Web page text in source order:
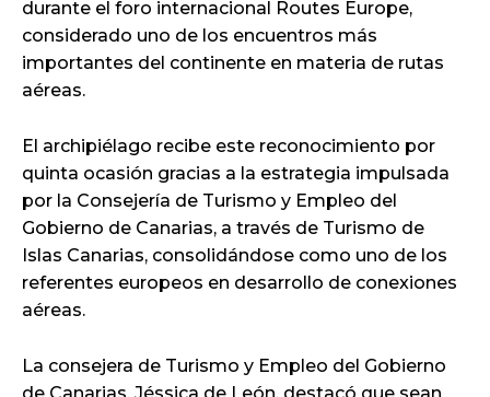
durante el foro internacional Routes Europe,
considerado uno de los encuentros más
importantes del continente en materia de rutas
aéreas.
El archipiélago recibe este reconocimiento por
quinta ocasión gracias a la estrategia impulsada
por la Consejería de Turismo y Empleo del
Gobierno de Canarias, a través de Turismo de
Islas Canarias, consolidándose como uno de los
referentes europeos en desarrollo de conexiones
aéreas.
La consejera de Turismo y Empleo del Gobierno